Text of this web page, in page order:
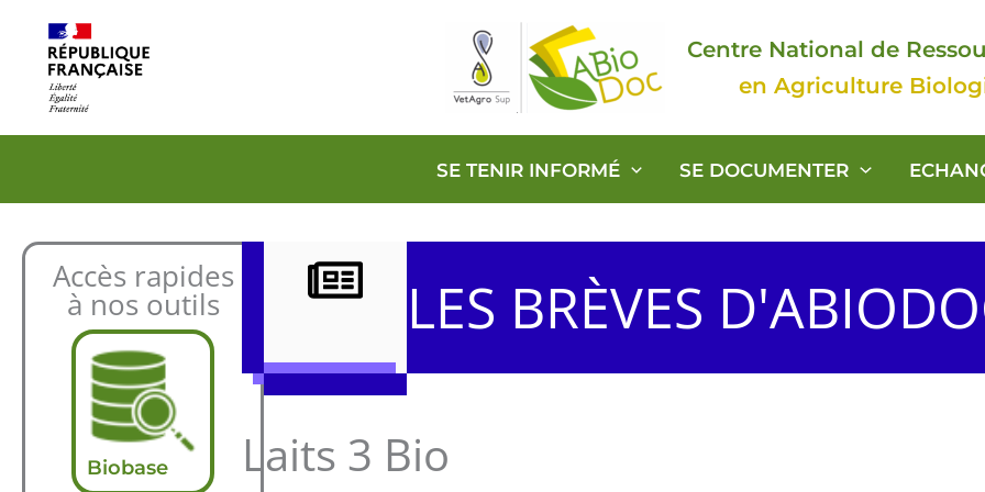
contenu
Centre National de
en Agriculture
SE TENIR INFORMÉ SE DOCUMENTER
Accès rapides
à nos outils
Biobase
LES BRÈVES
Laits 3 Bio